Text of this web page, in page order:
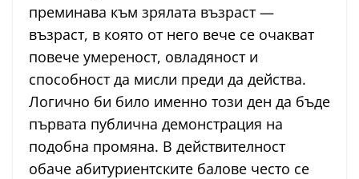
преминава към зрялата възраст —
възраст, в която от него вече се очакват
повече умереност, овладяност и
способност да мисли преди да действа.
Логично би било именно този ден да бъде
първата публична демонстрация на
подобна промяна. В действителност
обаче абитуриентските балове често се